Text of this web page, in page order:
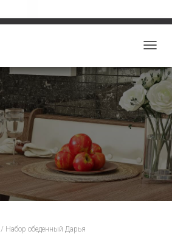
Е
Р
Е
К
Л
Ю
Ч
И
/ Набор обеденный Дарья